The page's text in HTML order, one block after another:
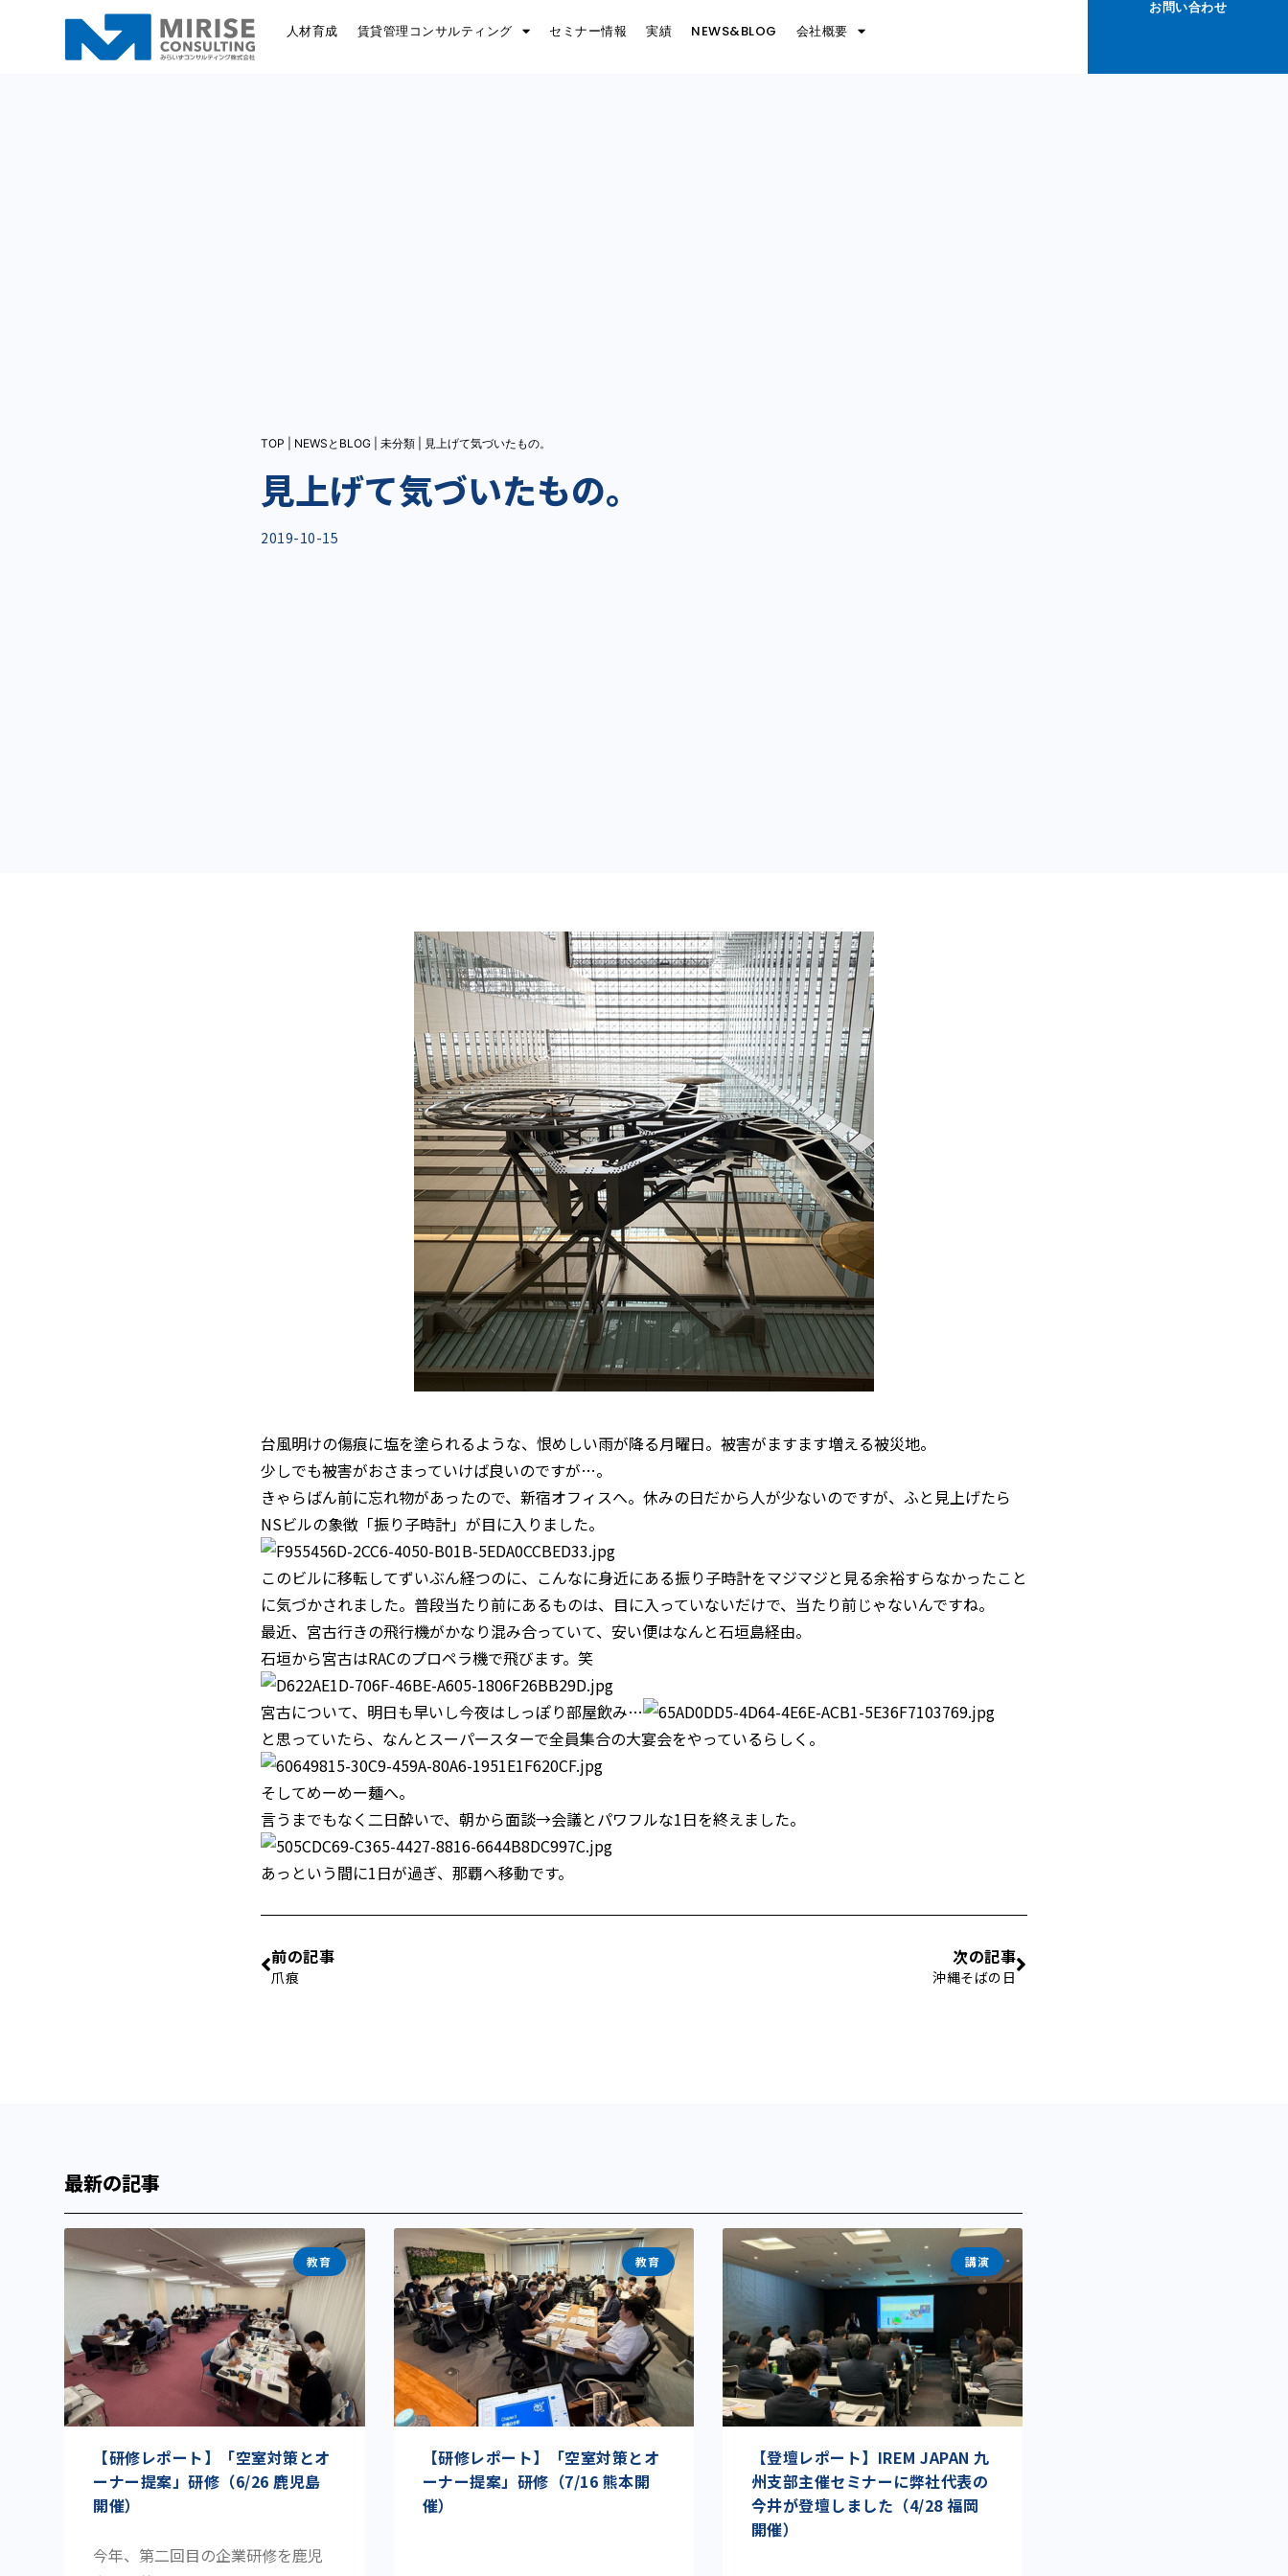
人材育成 賃貸管理コンサルティング セミナー情報 実績 NEWS&BLOG 会社概要
お問い合わせ
TOP NEWSとBLOG 未分類 見上げて気づいたもの。
見上げて気づいたもの。
2019-10-15
台風明けの傷痕に塩を塗られるような、恨めしい雨が降る月曜日。被害がますます増える被災地。
少しでも被害がおさまっていけば良いのですが…。
きゃらばん前に忘れ物があったので、新宿オフィスへ。 休みの日だから人が少ないのですが、ふと見上げたら
NSビルの象徴「振り子時計」が目に入りました。
このビルに移転してずいぶん経つのに、こんなに身近にある振り子時計をマジマジと見る余裕すらなかったこと
に気づかされました。普段当たり前にあるものは、目に入っていないだけで、当たり前じゃないんですね。
最近、宮古行きの飛行機がかなり混み合っていて、安い便はなんと石垣島経由。
石垣から宮古はRACのプロペラ機で飛びます。笑
宮古について、明日も早いし今夜はしっぽり部屋飲み…
と思っていたら、なんとスーパースターで全員集合の大宴会をやっているらしく。
そしてめーめー麺へ。
言うまでもなく二日酔いで、朝から面談→会議とパワフルな1日を終えました。
あっという間に1日が過ぎ、那覇へ移動です。
前の記事
爪痕
次の記事
沖縄そばの日
最新の記事
教育
【研修レポート】「空室対策とオ
ーナー提案」研修（6/26 鹿児島
開催）
今年、第二回目の企業研修を鹿児
教育
【研修レポート】「空室対策とオ
ーナー提案」研修（7/16 熊本開
催）
講演
【登壇レポート】IREM JAPAN 九
州支部主催セミナーに弊社代表の
今井が登壇しました（4/28 福岡
開催）